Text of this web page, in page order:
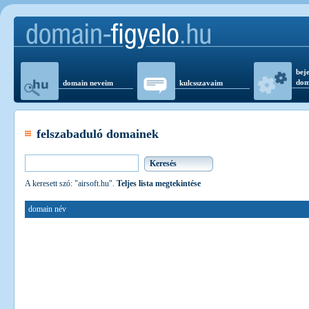
domain neveim kulcsszavaim
felszabaduló domainek
A keresett szó: "airsoft.hu". Teljes lista megtekintése
domain név